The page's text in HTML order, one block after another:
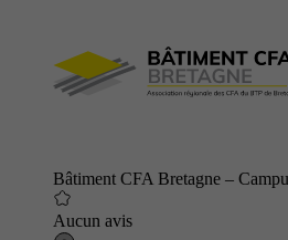
Bâtiment CFA Bretagne –
Aucun avis